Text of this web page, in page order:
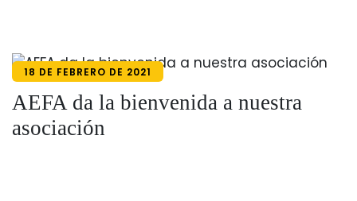
18 DE FEBRERO DE 2021
AEFA da la bienvenida a nuestra
asociación